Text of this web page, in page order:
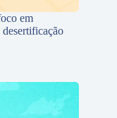
em
desertificação